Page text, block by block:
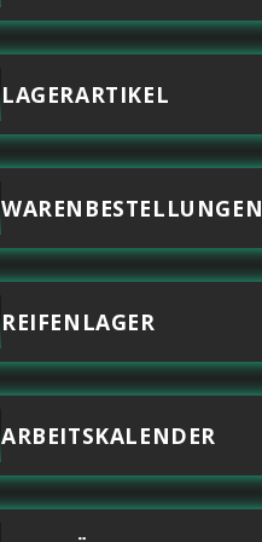
LAGERARTIKEL
REIFENLAGER
ARBEITSKALENDER